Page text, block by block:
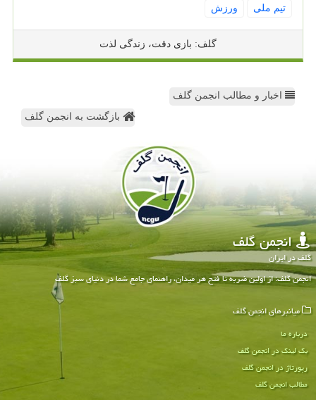
تیم ملی
ورزش
گلف: بازی دقت، زندگی لذت
اخبار و مطالب انجمن گلف
بازگشت به انجمن گلف
انجمن گلف
گلف در ایران
انجمن گلف: از اولین ضربه تا فتح هر میدان، راهنمای جامع شما در دنیای سبز گلف
میانبرهای انجمن گلف
درباره ما
بک لینک در انجمن گلف
رپورتاژ در انجمن گلف
مطالب انجمن گلف